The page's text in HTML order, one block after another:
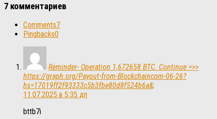
7 комментариев
Comments7
Pingbacks0
Reminder- Operation 1,672658 BTC. Continue =>>
https://graph.org/Payout-from-Blockchaincom-06-26?
hs=17019ff2f93333c5b3fbe80d8f524b6a&:
11.07.2025 в 5:35 дп
bttb7i